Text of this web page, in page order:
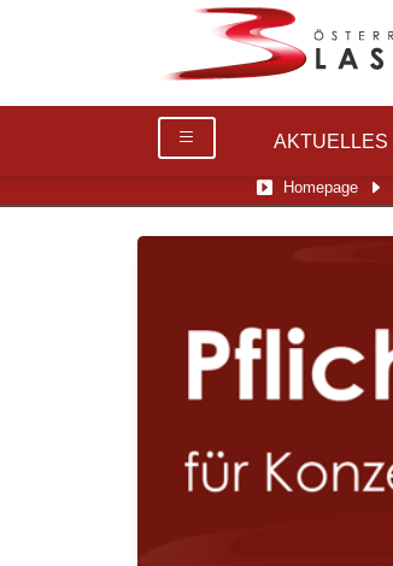
AKTUELLES
Homepage